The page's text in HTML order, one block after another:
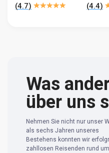
(4.7) (4.4)
Was
über uns
Nehmen Sie nicht nur unser
als sechs Jahren unseres
Bestehens konnten wir
zahllosen Reisenden rund